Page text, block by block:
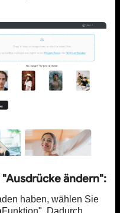
"Ausdrücke ändern":
haben, wählen Sie